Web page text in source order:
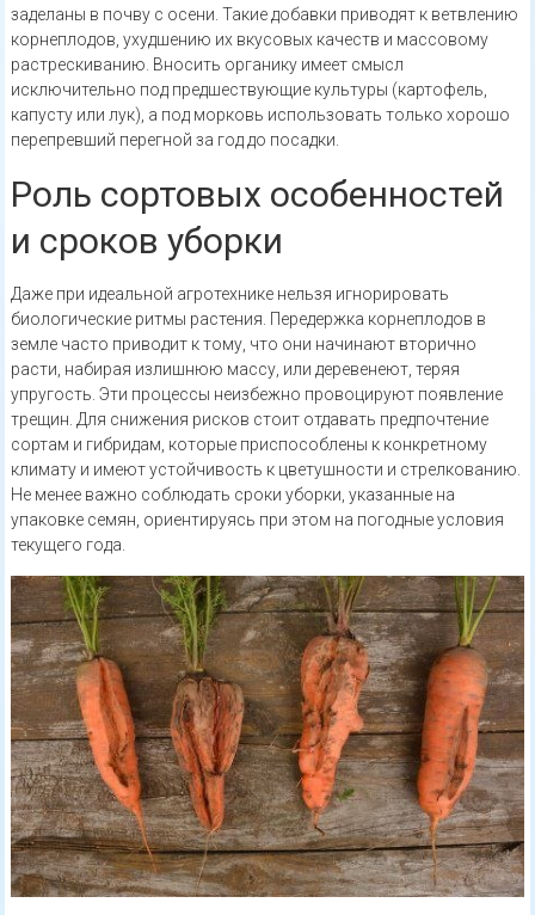
заделаны в почву с осени. Такие добавки приводят к ветвлению
корнеплодов, ухудшению их вкусовых качеств и массовому
растрескиванию. Вносить органику имеет смысл
исключительно под предшествующие культуры (картофель,
капусту или лук), а под морковь использовать только хорошо
перепревший перегной за год до посадки.
Роль сортовых особенностей
и сроков уборки
Даже при идеальной агротехнике нельзя игнорировать
биологические ритмы растения. Передержка корнеплодов в
земле часто приводит к тому, что они начинают вторично
расти, набирая излишнюю массу, или деревенеют, теряя
упругость. Эти процессы неизбежно провоцируют появление
трещин. Для снижения рисков стоит отдавать предпочтение
сортам и гибридам, которые приспособлены к конкретному
климату и имеют устойчивость к цветушности и стрелкованию.
Не менее важно соблюдать сроки уборки, указанные на
упаковке семян, ориентируясь при этом на погодные условия
текущего года.